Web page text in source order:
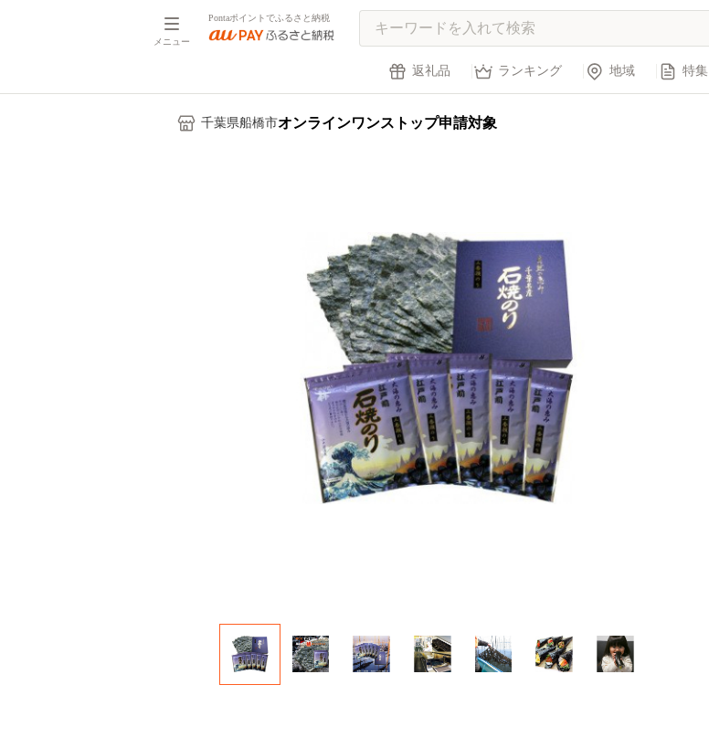
メニュー
Pontaポイントでふるさと納税
返礼品 ランキング 地域 特集
千葉県船橋市オンラインワンストップ申請対象